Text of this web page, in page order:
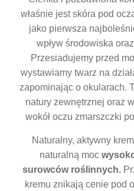
właśnie jest skóra pod
jako pierwsza
wpływ środowiska
Przesiadujemy przed
wystawiamy twarz na
zapominając o okularach.
natury zewnętrznej oraz
wokół oczu zmarszczki
Naturalny, aktywny
naturalną moc
surowców roślinnych.
kremu znikają cenie pod